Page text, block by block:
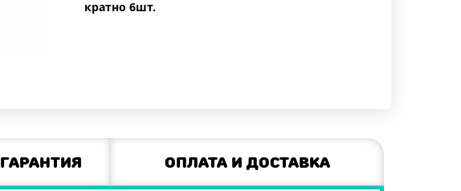
кратно 6шт.
Гарантия Оплата и доставка